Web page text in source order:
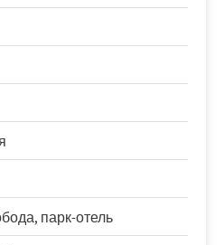
парк-отель